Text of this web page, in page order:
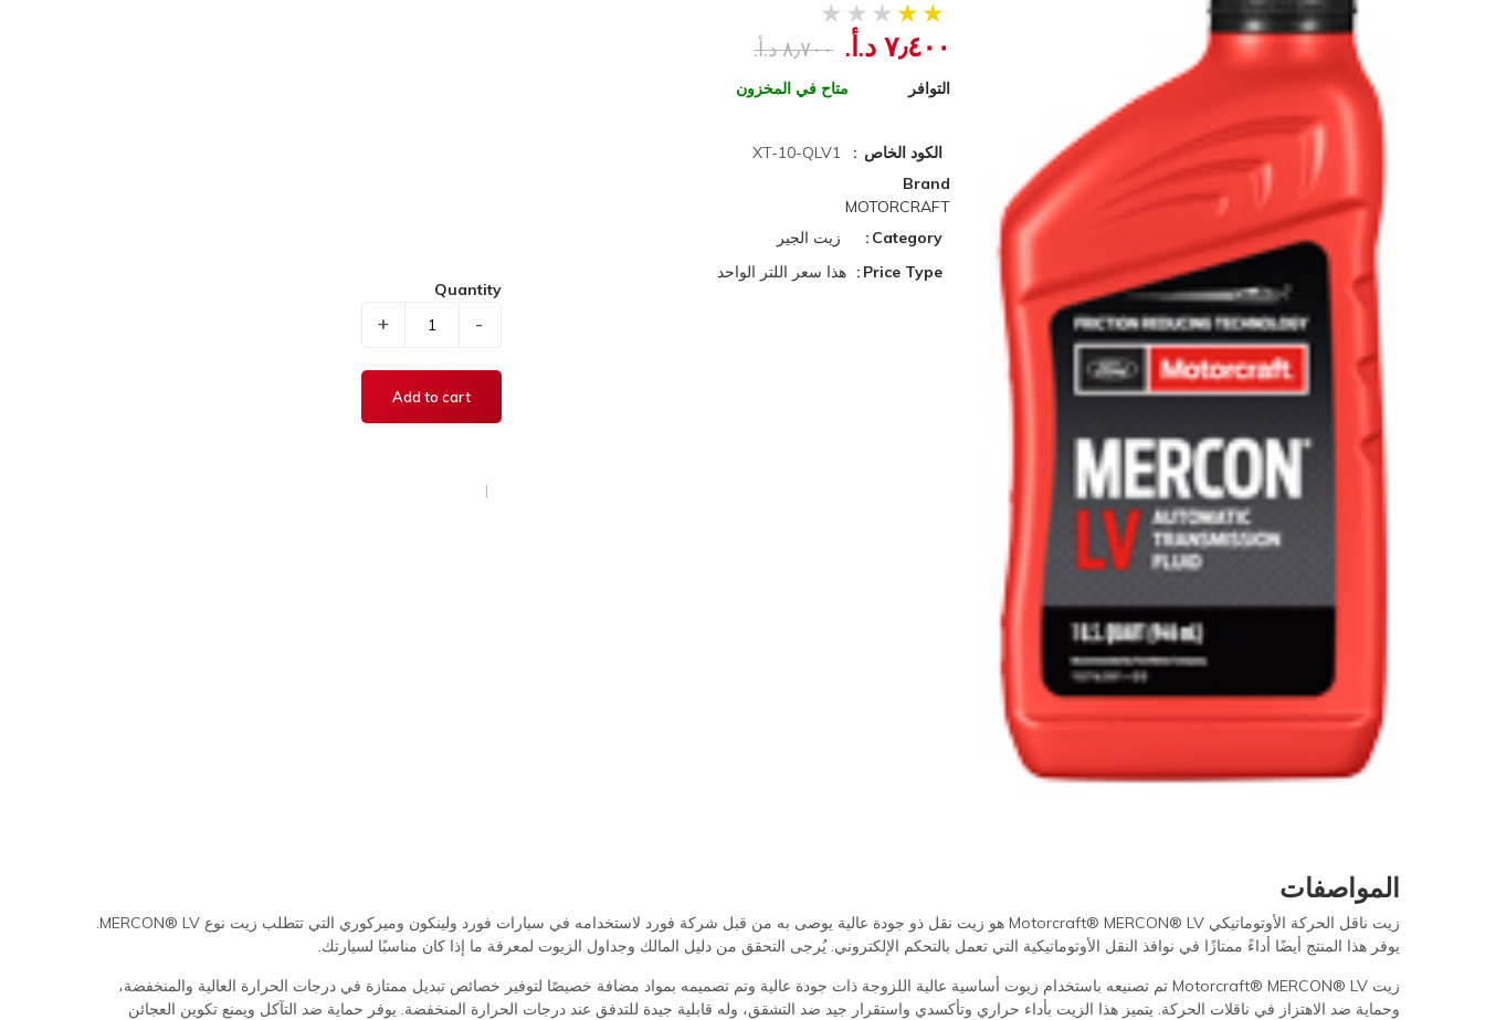
٧٫٤٠٠ د.أ.‏ ٨٫٧٠٠ د.أ.‏
التوافر متاح في المخزون
الكود الخاص
XT-10-QLV1
Brand
MOTORCRAFT
Category
زيت الجير
Price Type
هذا سعر اللتر الواحد
Quantity
-
+
المواصفات
زيت ناقل الحركة الأوتوماتيكي Motorcraft® MERCON® LV هو زيت نقل ذو جودة عالية يوصى به من قبل شركة فورد لاستخدامه في سيارات فورد ولينكون وميركوري التي تتطلب زيت نوع MERCON® LV.
يوفر هذا المنتج أيضًا أداءً ممتازًا في نوافذ النقل الأوتوماتيكية التي تعمل بالتحكم الإلكتروني. يُرجى التحقق من دليل المالك وجداول الزيوت لمعرفة ما إذا كان مناسبًا لسيارتك.
زيت Motorcraft® MERCON® LV تم تصنيعه باستخدام زيوت أساسية عالية اللزوجة ذات جودة عالية وتم تصميمه بمواد مضافة خصيصًا لتوفير خصائص تبديل ممتازة في درجات الحرارة العالية والمنخفضة،
وحماية ضد الاهتزاز في ناقلات الحركة. يتميز هذا الزيت بأداء حراري وتأكسدي واستقرار جيد ضد التشقق، وله قابلية جيدة للتدفق عند درجات الحرارة المنخفضة. يوفر حماية ضد التآكل ويمنع تكوين العجائن